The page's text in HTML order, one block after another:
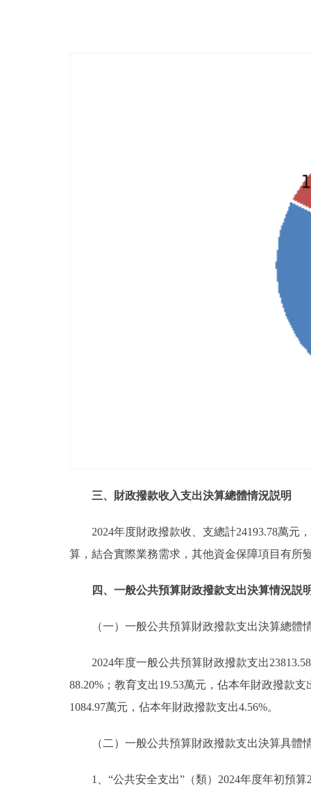
三、財政撥款收入支出決算總體情況説明
2024年度財政撥款收、支總計24193.78萬元
算，結合實際業務需求，其他資金保障項目有所
四、一般公共預算財政撥款支出決算情況説
（一）一般公共預算財政撥款支出決算總體
2024年度一般公共預算財政撥款支出
88.20%；教育支出19.53萬元，佔本年財政撥款
1084.97萬元，佔本年財政撥款支出4.56%。
（二）一般公共預算財政撥款支出決算具體
1、“公共安全支出”（類）2024年度年初預